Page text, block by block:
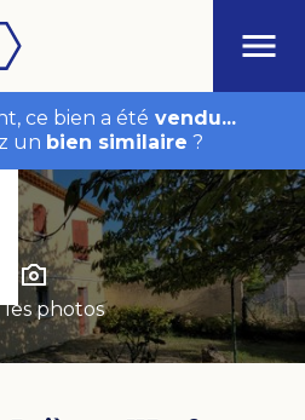
les photos
ce bien a été vendu...
un bien similaire ?